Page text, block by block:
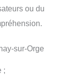
ou du
sur-Orge
;